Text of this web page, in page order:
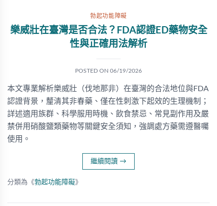
勃起功能障礙
樂威壯在臺灣是否合法？FDA認證ED藥物安全
性與正確用法解析
POSTED ON 06/19/2026
本文專業解析樂威壯（伐地那非）在臺灣的合法地位與FDA
認證背景，釐清其非春藥、僅在性刺激下起效的生理機制；
詳述適用族群、科學服用時機、飲食禁忌、常見副作用及嚴
禁併用硝酸鹽類藥物等關鍵安全須知，強調處方藥需遵醫囑
使用。
繼續閱讀 →
分類為《勃起功能障礙》